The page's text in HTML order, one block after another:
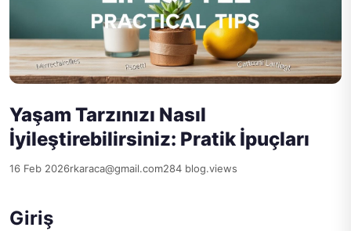
Yaşam Tarzınızı Nasıl
İyileştirebilirsiniz: Pratik İpuçları
16 Feb 2026rkaraca@gmail.com284 blog.views
Giriş